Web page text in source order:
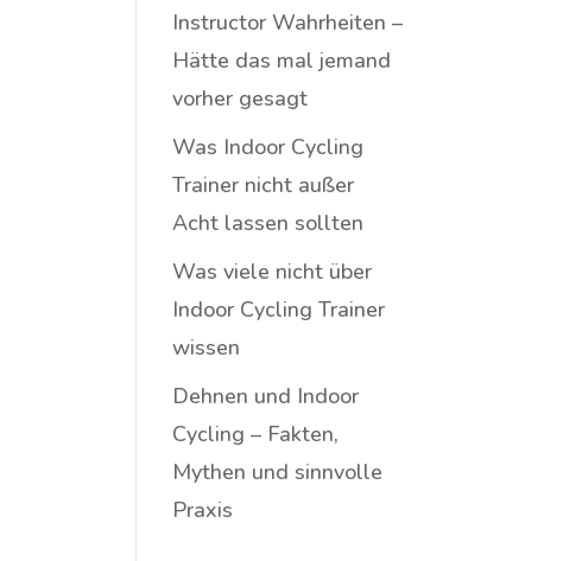
Instructor Wahrheiten –
Hätte das mal jemand
vorher gesagt
Was Indoor Cycling
Trainer nicht außer
Acht lassen sollten
Was viele nicht über
Indoor Cycling Trainer
wissen
Dehnen und Indoor
Cycling – Fakten,
Mythen und sinnvolle
Praxis